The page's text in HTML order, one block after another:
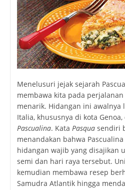
Menelusuri jejak sejarah
membawa kita pada
menarik. Hidangan ini awalnya
Italia, khususnya di kota
Pascualina. Kata Pasquasendiri
menandakan bahwa
hidangan wajib yang disajikan
semi dan hari raya tersebut.
kemudian membawa resep
Samudra Atlantik hingga